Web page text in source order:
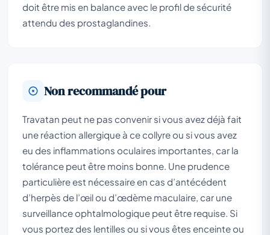
doit être mis en balance avec le profil de sécurité
attendu des prostaglandines.
Non recommandé pour
Travatan peut ne pas convenir si vous avez déjà fait
une réaction allergique à ce collyre ou si vous avez
eu des inflammations oculaires importantes, car la
tolérance peut être moins bonne. Une prudence
particulière est nécessaire en cas d’antécédent
d’herpès de l’œil ou d’œdème maculaire, car une
surveillance ophtalmologique peut être requise. Si
vous portez des lentilles ou si vous êtes enceinte ou